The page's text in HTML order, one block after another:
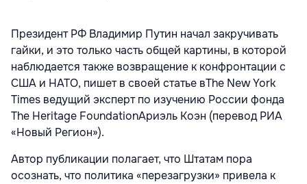
Президент РФ Владимир Путин начал закручивать
гайки, и это только часть общей картины, в которой
наблюдается также возвращение к конфронтации с
США и НАТО, пишет в своей статье вThe New York
Times ведущий эксперт по изучению России фонда
The Heritage FoundationАриэль Коэн (перевод РИА
«Новый Регион»).
Автор публикации полагает, что Штатам пора
осознать, что политика «перезагрузки» привела к